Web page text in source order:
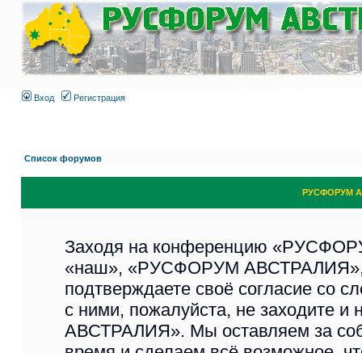
Вход Регистрация
Список форумов
РУСФОРУМ
Заходя на конференцию
«наш», «РУСФОРУМ АВСТРАЛИЯ»,
подтверждаете своё согласие со
с ними, пожалуйста, не заходите
АВСТРАЛИЯ». Мы оставляем за